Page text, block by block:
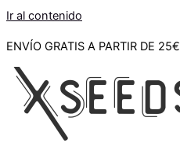
Ir al contenido
ENVÍO GRATIS A PARTIR DE 25€